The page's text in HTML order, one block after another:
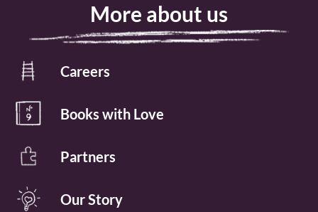
More about us
Careers
Books with Love
Partners
Our Story